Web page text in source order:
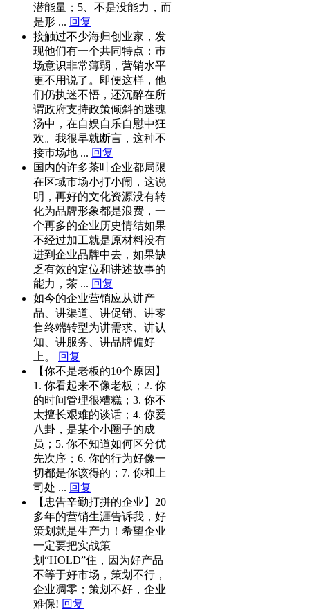
潜能量；5、不是没能力，而
是形 ... 回复
接触过不少海归创业家，发
现他们有一个共同特点：巿
场意识非常薄弱，营销水平
更不用说了。即便这样，他
们仍执迷不悟，还沉醉在所
谓政府支持政策倾斜的迷魂
汤中，在自娱自乐自慰中狂
欢。我很早就断言，这种不
接巿场地 ... 回复
国内的许多茶叶企业都局限
在区域市场小打小闹，这说
明，再好的文化资源没有转
化为品牌形象都是浪费，一
个再多的企业历史情结如果
不经过加工就是原材料没有
进到企业品牌中去，如果缺
乏有效的定位和讲述故事的
能力，茶 ... 回复
如今的企业营销应从讲产
品、讲渠道、讲促销、讲零
售终端转型为讲需求、讲认
知、讲服务、讲品牌偏好
上。
回复
【你不是老板的10个原因】
1. 你看起来不像老板；2. 你
的时间管理很糟糕；3. 你不
太擅长艰难的谈话；4. 你爱
八卦，是某个小圈子的成
员；5. 你不知道如何区分优
先次序；6. 你的行为好像一
切都是你该得的；7. 你和上
司处 ... 回复
【忠告辛勤打拼的企业】20
多年的营销生涯告诉我，好
策划就是生产力！希望企业
一定要把实战策
划“HOLD”住，因为好产品
不等于好市场，策划不行，
企业凋零；策划不好，企业
难保! 回复